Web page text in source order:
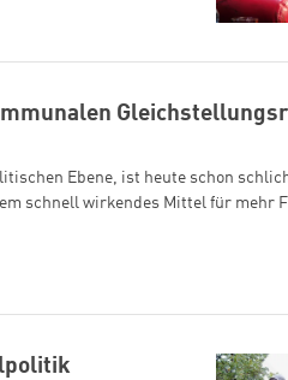
Ebene, ist heute schon
schnell wirkendes Mittel für mehr